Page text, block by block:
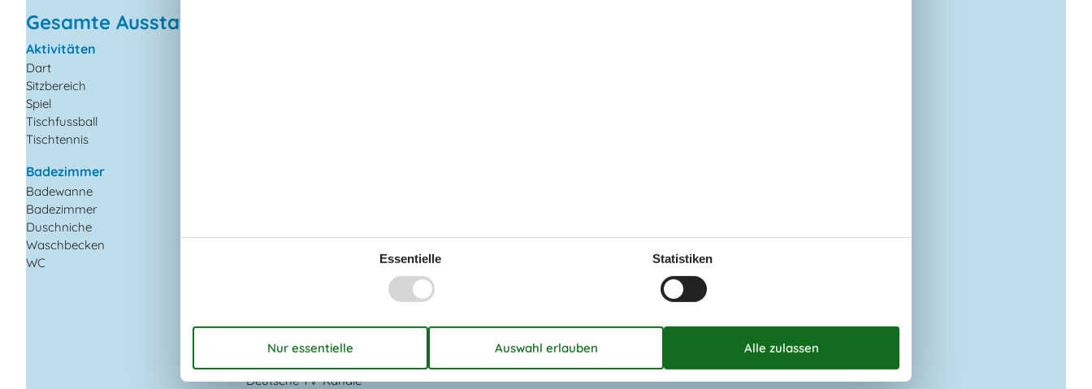
Gesamte Ausstattung
Aktivitäten
Dart
Sitzbereich
Spiel
Tischfussball
Tischtennis
Badezimmer
Badewanne
Badezimmer
Duschniche
Waschbecken
WC
Gartengrill
Deutsche TV-Kanäle
Personen)
Whirlpool
Essentielle Statistiken